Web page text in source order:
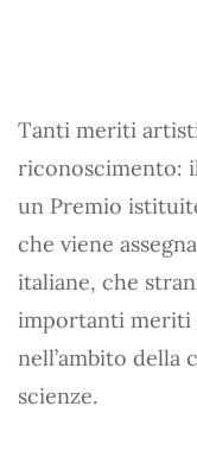
Tanti meriti
riconoscimento:
un Premio
che viene
italiane, che
importanti meriti
nell’ambito della
scienze.